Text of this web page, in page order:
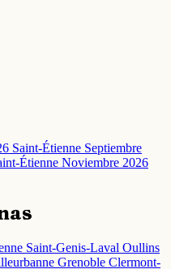
Saint-Étienne Septiembre
Étienne Noviembre 2026
Saint-Genis-Laval Oullins
Grenoble Clermont-